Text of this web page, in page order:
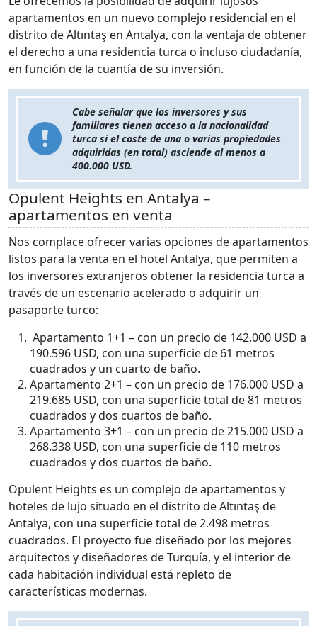
apartamentos en un nuevo complejo residencial en el
distrito de Altıntaş en Antalya, con la ventaja de obtener
el derecho a una residencia turca o incluso ciudadanía,
en función de la cuantía de su inversión.
Cabe señalar que los inversores y sus
familiares tienen acceso a la nacionalidad
turca si el coste de una o varias propiedades
adquiridas (en total) asciende al menos a
400.000 USD.
Opulent Heights en Antalya –
apartamentos en venta
Nos complace ofrecer varias opciones de apartamentos
listos para la venta en el hotel Antalya, que permiten a
los inversores extranjeros obtener la residencia turca a
través de un escenario acelerado o adquirir un
pasaporte turco:
Apartamento 1+1 – con un precio de 142.000 USD a
190.596 USD, con una superficie de 61 metros
cuadrados y un cuarto de baño.
Apartamento 2+1 – con un precio de 176.000 USD a
219.685 USD, con una superficie total de 81 metros
cuadrados y dos cuartos de baño.
Apartamento 3+1 – con un precio de 215.000 USD a
268.338 USD, con una superficie de 110 metros
cuadrados y dos cuartos de baño.
Opulent Heights es un complejo de apartamentos y
hoteles de lujo situado en el distrito de Altıntaş de
Antalya, con una superficie total de 2.498 metros
cuadrados. El proyecto fue diseñado por los mejores
arquitectos y diseñadores de Turquía, y el interior de
cada habitación individual está repleto de
características modernas.